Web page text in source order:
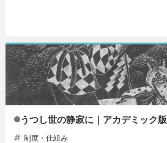
うつし世の静寂に｜アカデミック版
制度・仕組み